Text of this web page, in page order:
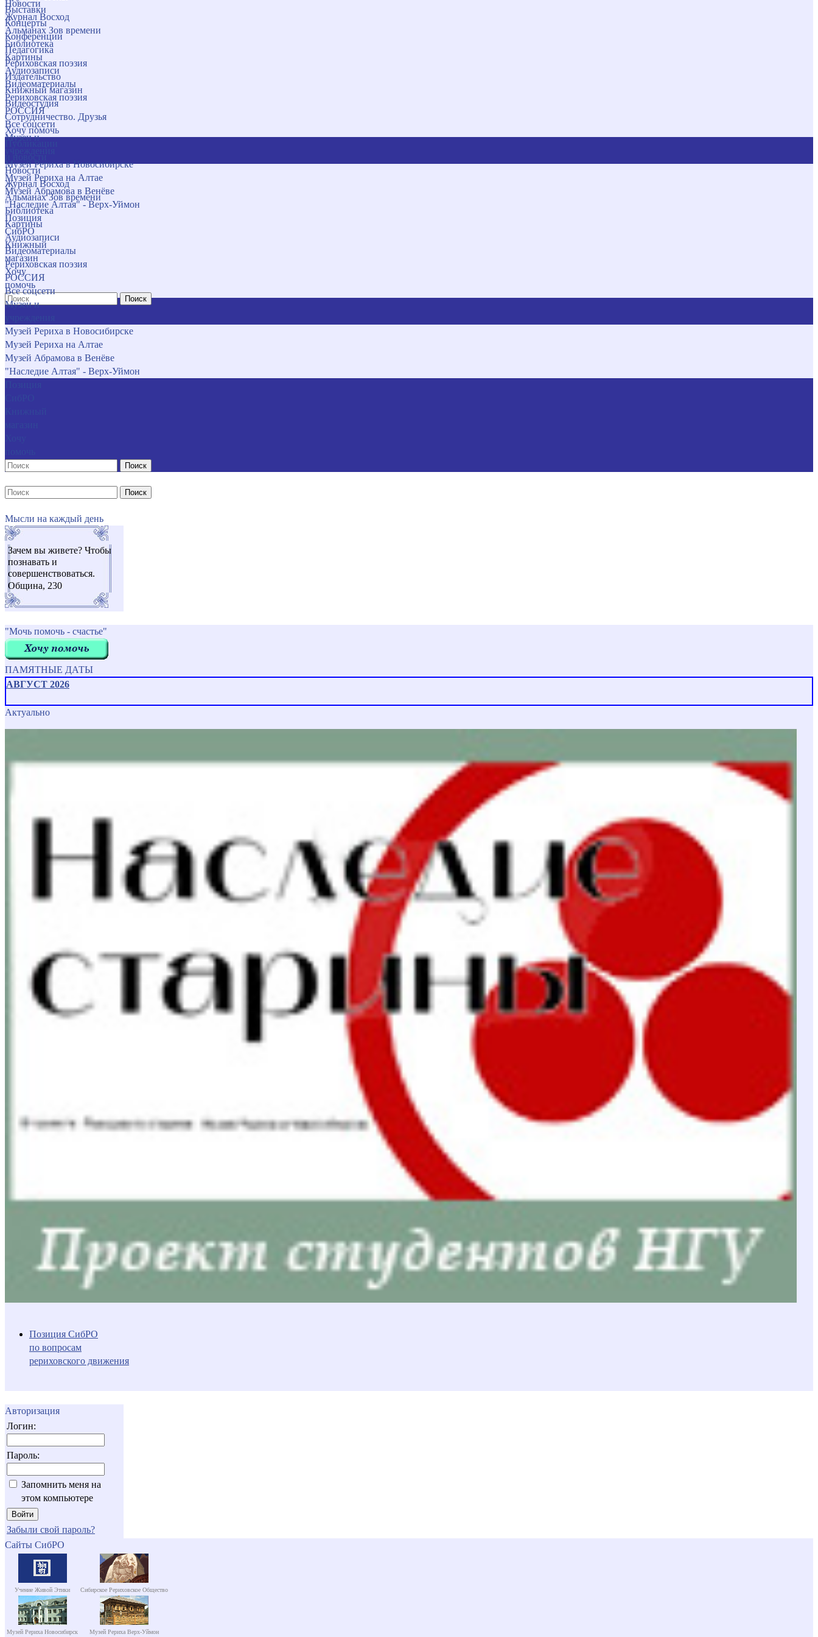
Новости
Журнал Восход
Альманах Зов времени
Библиотека
Картины
Аудиозаписи
Видеоматериалы
Рериховская поэзия
РОССИЯ
Все соцсети
Музеи и
Музей Рериха в Новосибирске
Музей Рериха на Алтае
Музей Абрамова в Венёве
"Наследие Алтая" - Верх-Уймон
Позиция
СибРО
Книжный
магазин
Хочу
помочь
Поиск
Выставки
Концерты
Конференции
Педагогика
Рериховская поэзия
Издательство
Книжный магазин
Видеостудия
Сотрудничество. Друзья
Хочу помочь
Новости
Журнал Восход
Альманах Зов времени
Библиотека
Картины
Аудиозаписи
Видеоматериалы
Рериховская поэзия
РОССИЯ
Все соцсети
Музеи и
Музей Рериха в Новосибирске
Музей Рериха на Алтае
Музей Абрамова в Венёве
"Наследие Алтая" - Верх-Уймон
Поиск
Поиск
Мысли на каждый день
Зачем вы живете? Чтобы
познавать и
совершенствоваться.
Община, 230
"Мочь помочь - счастье"
ПАМЯТНЫЕ ДАТЫ
АВГУСТ 2026
Актуально
Позиция СибРО
по вопросам
рериховского движения
Авторизация
Логин:
Пароль:
Запомнить меня на
этом компьютере
Забыли свой пароль?
Сайты СибРО
Учение Живой Этики Сибирское Рериховское Общество
Музей Рериха Новосибирск Музей Рериха Верх-Уймон